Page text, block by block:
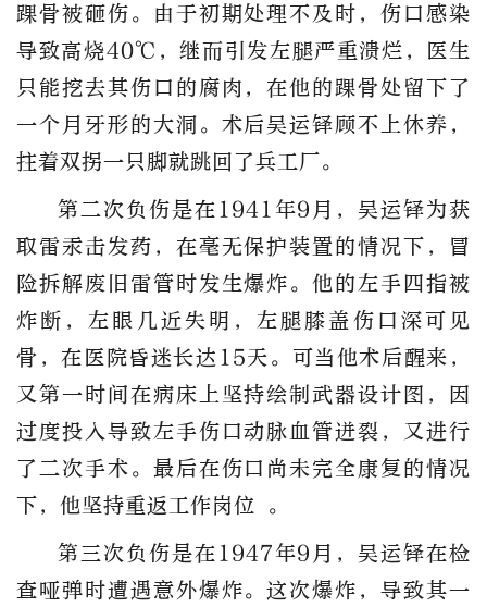
踝骨被砸伤。由于初期处理不及时，伤口感染
导致高烧40℃，继而引发左腿严重溃烂，医生
只能挖去其伤口的腐肉，在他的踝骨处留下了
一个月牙形的大洞。术后吴运铎顾不上休养，
拄着双拐一只脚就跳回了兵工厂。
第二次负伤是在1941年9月，吴运铎为获
取雷汞击发药，在毫无保护装置的情况下，冒
险拆解废旧雷管时发生爆炸。他的左手四指被
炸断，左眼几近失明，左腿膝盖伤口深可见
骨，在医院昏迷长达15天。可当他术后醒来，
又第一时间在病床上坚持绘制武器设计图，因
过度投入导致左手伤口动脉血管迸裂，又进行
了二次手术。最后在伤口尚未完全康复的情况
下，他坚持重返工作岗位 。
第三次负伤是在1947年9月，吴运铎在检
查哑弹时遭遇意外爆炸。这次爆炸，导致其一